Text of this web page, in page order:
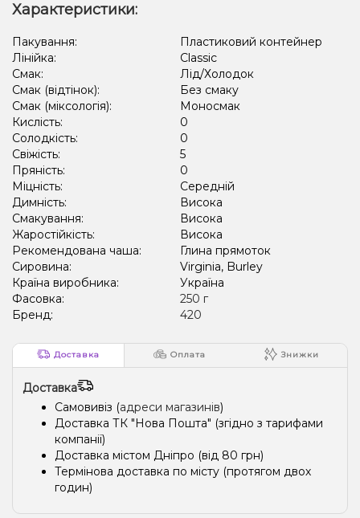
Кавун, Полуниця, Лід/Холодок, Малина
Лід/Холодок, Лемонграсс, Малина, Чорниця/Лохина
Лід/Холодок, Чорниця/Лохина
Виноград, Лайм, Лід/Холодок, Енергетик
Кавун, Лід/Холодок, Малина, Смородина
Лимон, Маракуя, Шампанське Лікер, Вершки/Крем
Мультифрукт, Овсянка/Пластівці Морозиво, Фісташки
Вафлі Фейхоа Цукерки Морозиво, Персик
Характеристики:
Пакування:
Пластиковий контейнер
Лінійка:
Classic
Смак:
Лід/Холодок
Смак (відтінок):
Без смаку
Смак (міксологія):
Моносмак
Кислість:
0
Солодкість:
0
Свіжість:
5
Пряність:
0
Міцність:
Середній
Димність:
Висока
Смакування:
Висока
Жаростійкість:
Висока
Рекомендована чаша:
Глина прямоток
Сировина:
Virginia, Burley
Країна виробника:
Україна
Фасовка:
250 г
Бренд:
420
Доставка Оплата Знижки
Доставка
Самовивіз (адреси магазинів)
Доставка ТК "Нова Пошта" (згідно з тарифами
компанії)
Доставка містом Дніпро (від 80 грн)
Термінова доставка по місту (протягом двох
годин)